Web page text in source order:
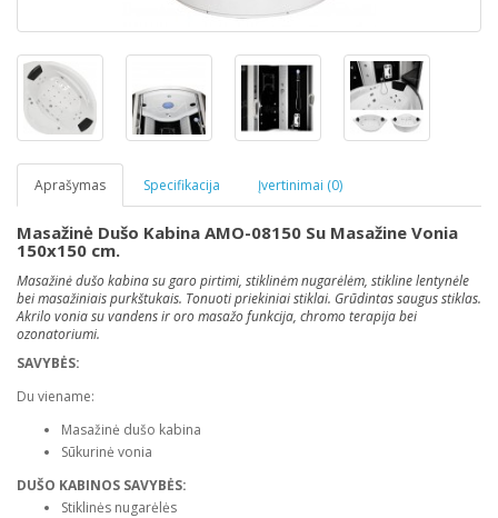
Aprašymas Specifikacija Įvertinimai (0)
Masažinė Dušo Kabina AMO-08150 Su Masažine Vonia
150x150 cm.
Masažinė dušo kabina su garo pirtimi, stiklinėm nugarėlėm, stikline lentynėle
bei masažiniais purkštukais. Tonuoti priekiniai stiklai. Grūdintas saugus stiklas.
Akrilo vonia su vandens ir oro masažo funkcija, chromo terapija bei
ozonatoriumi.
SAVYBĖS:
Du viename:
Masažinė dušo kabina
Sūkurinė vonia
DUŠO KABINOS SAVYBĖS:
Stiklinės nugarėlės